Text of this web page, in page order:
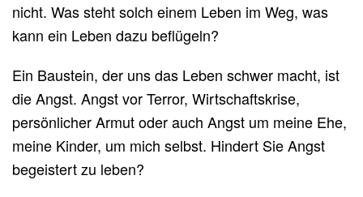
nicht. Was steht solch einem Leben im Weg, was
kann ein Leben dazu beflügeln?
Ein Baustein, der uns das Leben schwer macht, ist
die Angst. Angst vor Terror, Wirtschaftskrise,
persönlicher Armut oder auch Angst um meine Ehe,
meine Kinder, um mich selbst. Hindert Sie Angst
begeistert zu leben?